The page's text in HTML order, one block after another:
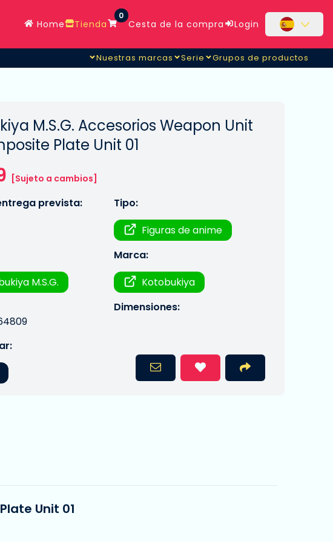
Home Tienda
0
Cesta de la compra Login
Nuestras marcas Serie Grupos de productos
M.S.G. Accesorios Weapon Unit
Plate Unit 01
[Sujeto a cambios]
prevista:
Tipo:
Figuras de anime
M.S.G.
Marca:
Kotobukiya
Dimensiones:
Unit 01